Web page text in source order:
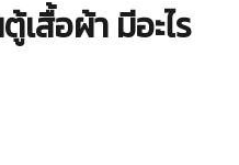
สื้อผ้า มีอะไร